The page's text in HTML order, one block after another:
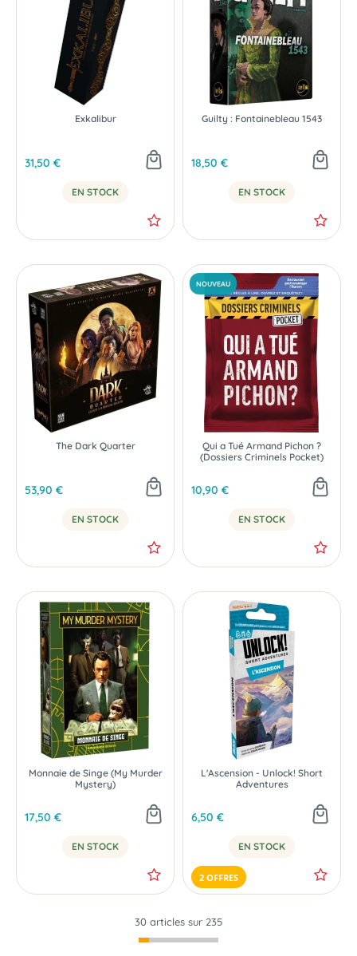
Exkalibur
31,50 €
EN STOCK
Guilty : Fontainebleau 1543
18,50 €
EN STOCK
The Dark Quarter
53,90 €
EN STOCK
Qui a Tué Armand Pichon ?
(Dossiers Criminels Pocket)
10,90 €
EN STOCK
Monnaie de Singe (My Murder
Mystery)
17,50 €
EN STOCK
L'Ascension - Unlock! Short
Adventures
6,50 €
EN STOCK
2 OFFRES
30 articles sur 235